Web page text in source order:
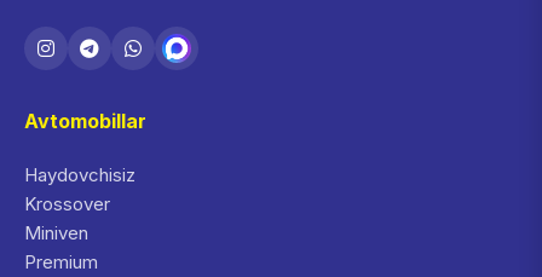
Avtomobillar
Haydovchisiz
Krossover
Miniven
Premium